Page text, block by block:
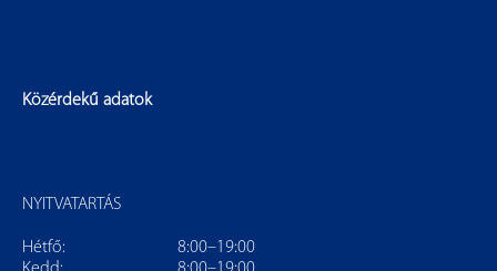
Közérdekű adatok
NYITVATARTÁS
Hétfő:
8:00–19:00